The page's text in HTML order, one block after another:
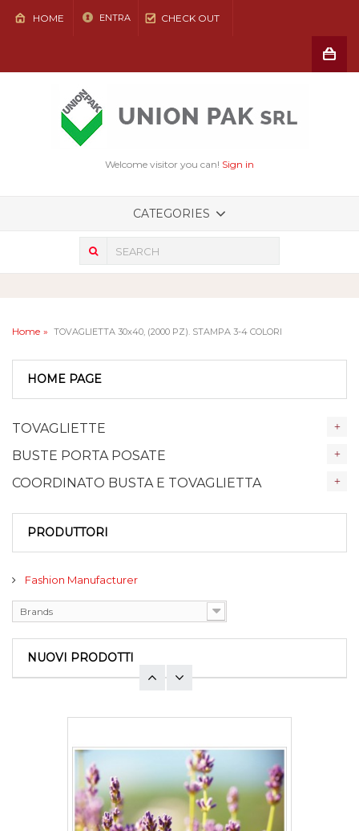
HOME ENTRA CHECK OUT
Welcome visitor you can! Sign in
CATEGORIES
Home TOVAGLIETTA 30x40, (2000 PZ). STAMPA 3-4 COLORI
HOME PAGE
TOVAGLIETTE
BUSTE PORTA POSATE
COORDINATO BUSTA E TOVAGLIETTA
PRODUTTORI
Fashion Manufacturer
Brands
NUOVI PRODOTTI